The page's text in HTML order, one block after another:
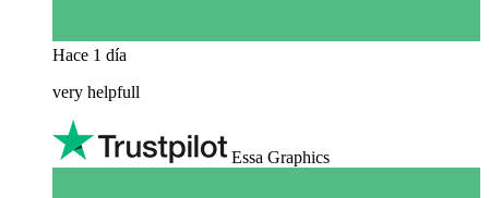
Hace 1 día
very helpfull
Essa Graphics